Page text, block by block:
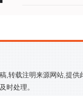
,转载注明来源网站,提
时处理。